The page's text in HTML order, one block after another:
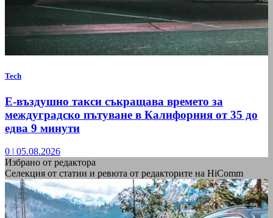
Tech
Е-въздушно такси съкращава времето за
междуградско пътуване в Калифорния от 35 до
едва 9 минути
0 | 05.08.2026
Избрано от редактора
Селекция от статии и ревюта от редакторите на HiComm